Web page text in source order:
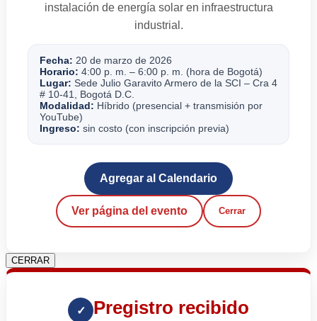
instalación de energía solar en infraestructura
industrial.
Fecha: 20 de marzo de 2026
Horario: 4:00 p. m. – 6:00 p. m. (hora de Bogotá)
Lugar: Sede Julio Garavito Armero de la SCI – Cra 4
# 10-41, Bogotá D.C.
Modalidad: Híbrido (presencial + transmisión por
YouTube)
Ingreso: sin costo (con inscripción previa)
Agregar al Calendario
Ver página del evento Cerrar
CERRAR
✓ Pregistro recibido